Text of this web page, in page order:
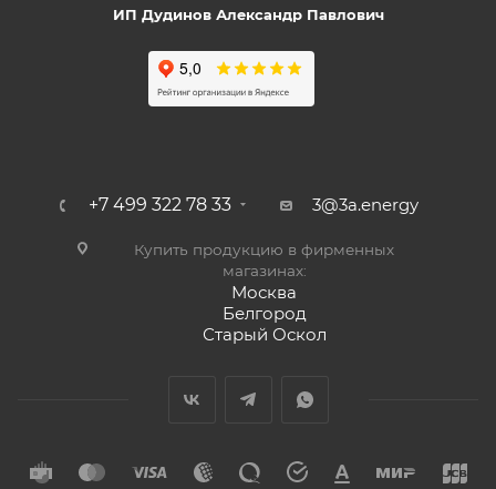
ИП Дудинов Александр Павлович
+7 499 322 78 33 3@3a.energy
Купить продукцию в фирменных
магазинах:
Москва
Белгород
Старый Оскол